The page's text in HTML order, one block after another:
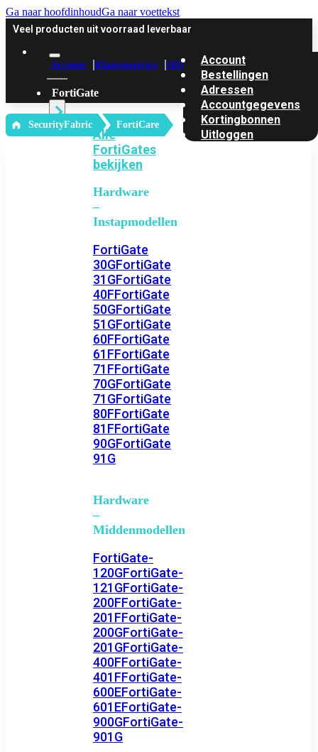
Ga naar hoofdinhoudGa naar voettekst
Veel producten uit voorraad leverbaar
Account Klantenservice Offerte
FortiGate
Alle
FortiGates
bekijken
Hardware
–
Instapmodellen
FortiGate
30GFortiGate
31GFortiGate
40FFortiGate
50GFortiGate
51GFortiGate
60FFortiGate
61FFortiGate
71FFortiGate
70GFortiGate
71GFortiGate
80FFortiGate
81FFortiGate
90GFortiGate
91G
Hardware
–
Middenmodellen
FortiGate-
120GFortiGate-
121GFortiGate-
200FFortiGate-
201FFortiGate-
200GFortiGate-
201GFortiGate-
400FFortiGate-
401FFortiGate-
600EFortiGate-
601EFortiGate-
900GFortiGate-
901G
Account
Bestellingen
Adressen
Accountgegevens
Kortingbonnen
Uitloggen
‎ SecurityFabric FortiCare